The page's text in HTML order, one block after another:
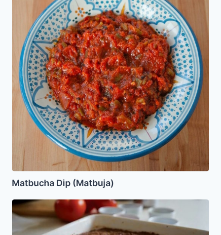
Matbucha Dip (Matbuja)
Kebbe
Vegetariano
(Pesaj)